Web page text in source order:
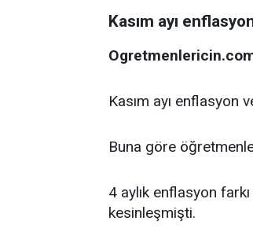
Kasım ayı
Kasım ayı enflasyon
Buna göre
4 aylık enflasyon
kesinleşmişti.